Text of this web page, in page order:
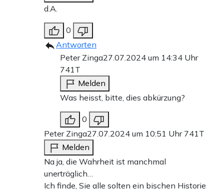
d.A.
0
Antworten
Peter Zinga27.07.2024 um 14:34 Uhr
741T
Melden
Was heisst, bitte, dies abkürzung?
0
Peter Zinga27.07.2024 um 10:51 Uhr 741T
Melden
Na ja, die Wahrheit ist manchmal
unerträglich…
Ich finde, Sie alle solten ein bischen Historie